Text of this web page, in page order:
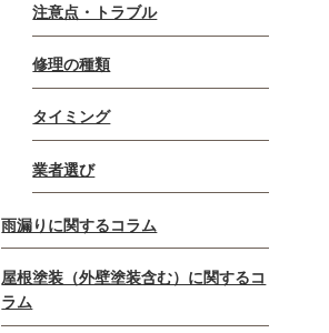
注意点・トラブル
修理の種類
タイミング
業者選び
雨漏りに関するコラム
屋根塗装（外壁塗装含む）に関するコ
ラム